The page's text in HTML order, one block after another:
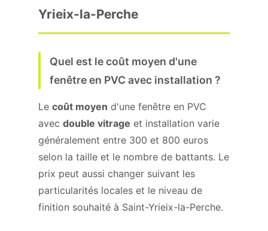
Yrieix-la-Perche
Quel est le coût moyen d'une
fenêtre en PVC avec installation ?
Le coût moyen d'une fenêtre en PVC
avec double vitrage et installation varie
généralement entre 300 et 800 euros
selon la taille et le nombre de battants. Le
prix peut aussi changer suivant les
particularités locales et le niveau de
finition souhaité à Saint-Yrieix-la-Perche.